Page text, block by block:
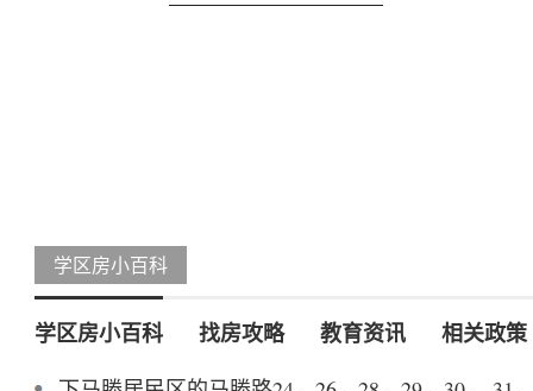
学区房小百科
学区房小百科 找房攻略 教育资讯 相关政策